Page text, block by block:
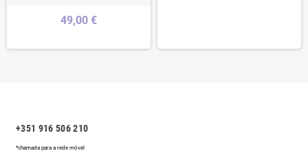
49,00 €
+351 916 506 210
*chamada para a rede móvel